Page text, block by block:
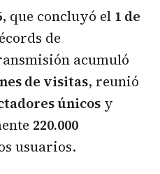
, que concluyó el 1 de
de
acumuló
de visitas, reunió
únicos y
220.000
usuarios.